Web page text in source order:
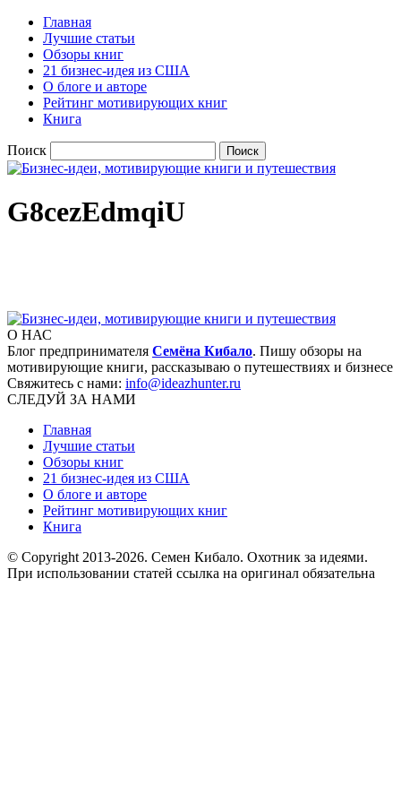
Главная
Лучшие статьи
Обзоры книг
21 бизнес-идея из США
О блоге и авторе
Рейтинг мотивирующих книг
Книга
Поиск
G8cezEdmqiU
О НАС
Блог предпринимателя Семёна Кибало. Пишу обзоры на
мотивирующие книги, рассказываю о путешествиях и бизнесе
Свяжитесь с нами: info@ideazhunter.ru
СЛЕДУЙ ЗА НАМИ
Главная
Лучшие статьи
Обзоры книг
21 бизнес-идея из США
О блоге и авторе
Рейтинг мотивирующих книг
Книга
© Copyright 2013-2026. Семен Кибало. Охотник за идеями.
При использовании статей ссылка на оригинал обязательна